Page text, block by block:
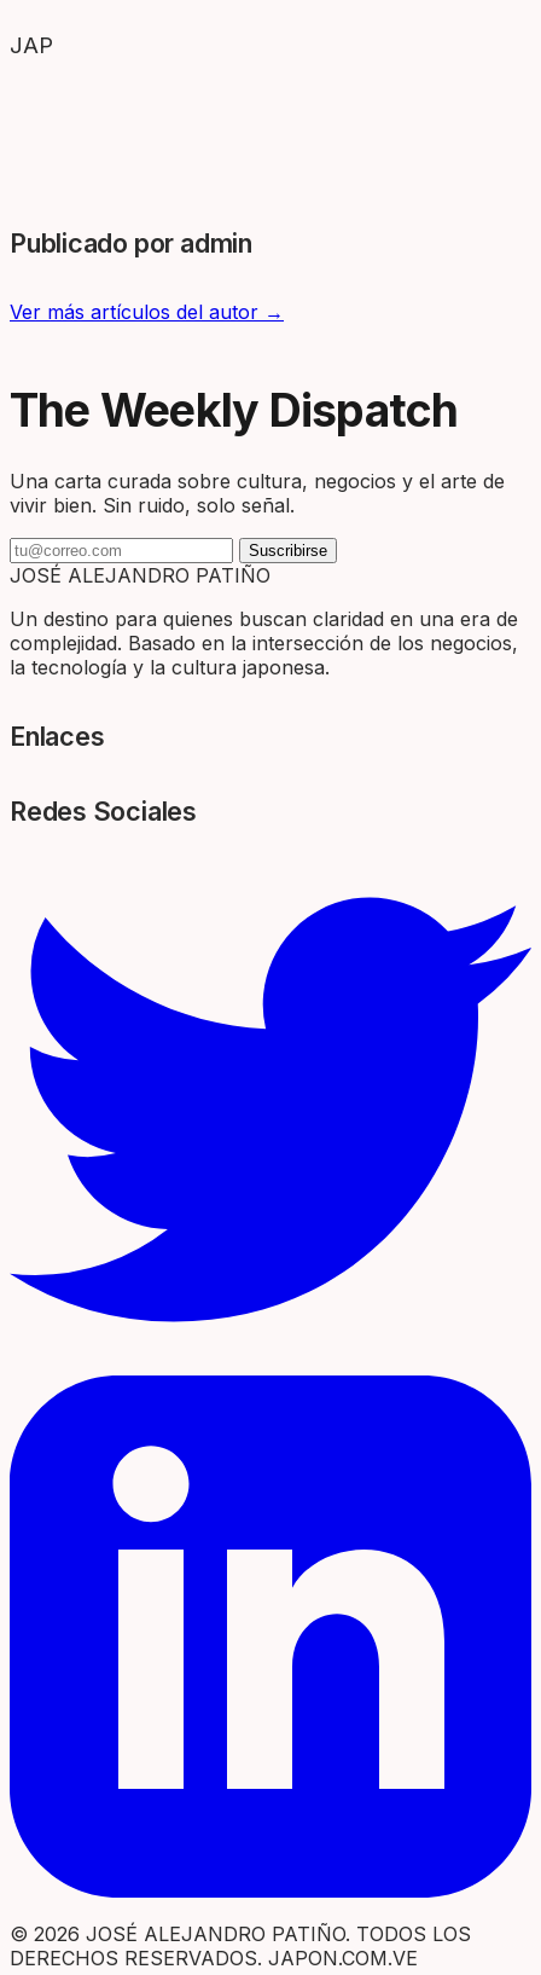
JAP
Publicado por admin
Ver más artículos del autor →
The Weekly Dispatch
Una carta curada sobre cultura, negocios y el arte de
vivir bien. Sin ruido, solo señal.
Suscribirse
JOSÉ ALEJANDRO PATIÑO
Un destino para quienes buscan claridad en una era de
complejidad. Basado en la intersección de los negocios,
la tecnología y la cultura japonesa.
Enlaces
Redes Sociales
© 2026 JOSÉ ALEJANDRO PATIÑO. TODOS LOS
DERECHOS RESERVADOS. JAPON.COM.VE